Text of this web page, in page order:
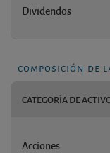
Dividendos
composición de
CATEGORÍA DE
Acciones